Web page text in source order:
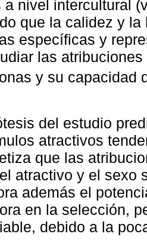
a nivel intercultural
que la calidez y
específicas y
las
y su capacidad
del estudio
atractivos
que las
atractivo y el sexo
además el
en la selección,
debido a la